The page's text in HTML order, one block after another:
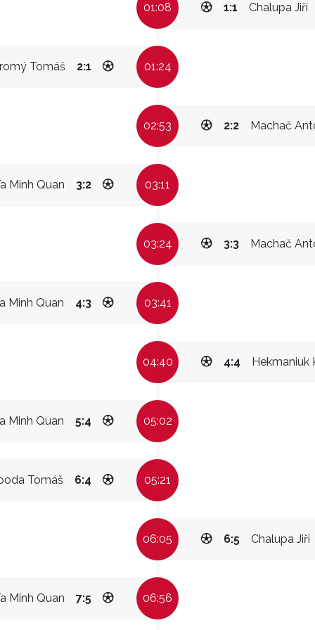
01:08 Chalupa Jiří
1:1
Tomáš 2:1 01:24
02:53 Machač
2:2
Minh Quan 3:2 03:11
03:24 Machač
3:3
Minh Quan 4:3 03:41
04:40 Hekmaniuk
4:4
Minh Quan 5:4 05:02
Tomáš 6:4 05:21
06:05 Chalupa Jiří
6:5
Minh Quan 7:5 06:56